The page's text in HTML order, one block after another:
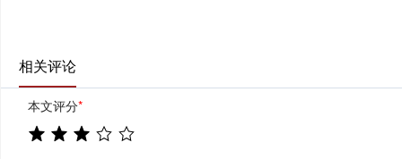
相关评论
本文评分*